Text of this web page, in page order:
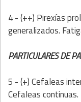
4 - (++) Pirexías
generalizados.
PARTICULARES DE
5 - (+) Cefaleas
Cefaleas continuas.